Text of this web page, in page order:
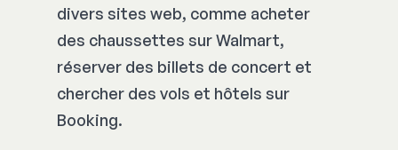
divers sites web, comme acheter
des chaussettes sur Walmart,
réserver des billets de concert et
chercher des vols et hôtels sur
Booking.